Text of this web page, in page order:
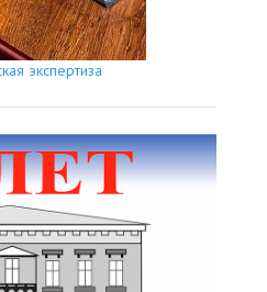
экспертиза